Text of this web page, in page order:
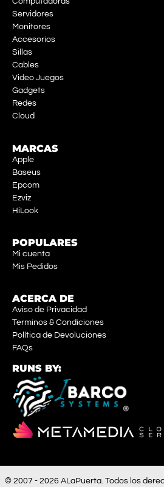
Servidores
Monitores
Accesorios
Sillas
Cables
Video Juegos
Gadgets
Redes
Cloud
MARCAS
Apple
Baseus
Epcom
Ezviz
HiLook
POPULARES
Mi cuenta
Mis Pedidos
ACERCA DE
Aviso de Privacidad
Terminos & Condiciones
Política de Devoluciones
FAQs
RUNS BY:
© 2007 - 2026 ALaPuerta. Todos los